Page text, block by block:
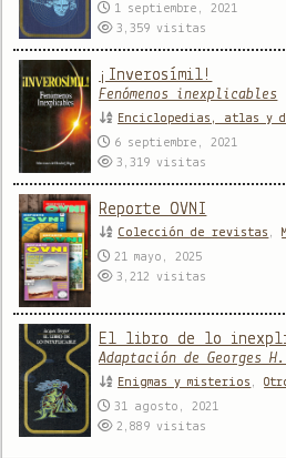
1 septiembre, 2021
3,359visitas
¡Inverosímil!
Fenómenos inexplicables
Enciclopedias, atlas y
6 septiembre, 2021
3,319visitas
Reporte OVNI
Colección de revistas ,
21 mayo, 2025
3,212visitas
El libro de lo
Adaptación de Georges
Enigmas y misterios ,
31 agosto, 2021
2,889visitas